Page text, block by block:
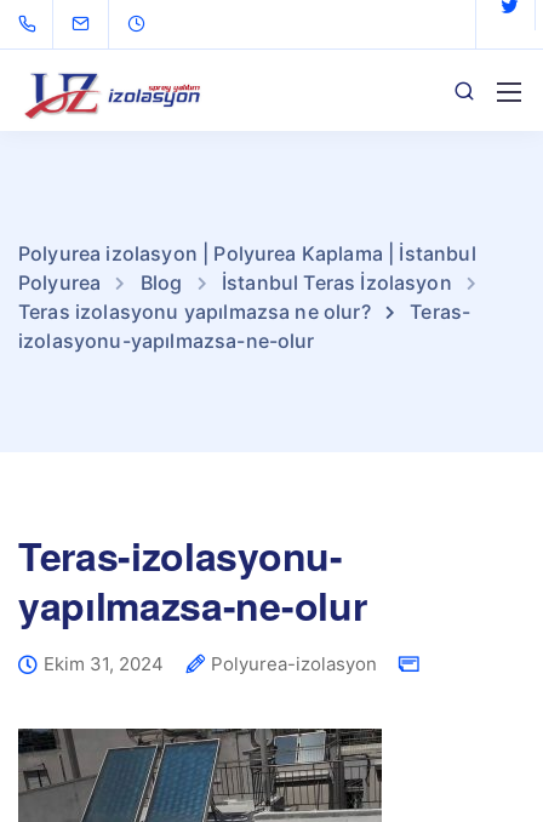
Polyurea izolasyon | Polyurea Kaplama | İstanbul
Polyurea
Blog
İstanbul Teras İzolasyon
Teras izolasyonu yapılmazsa ne olur?
Teras-
izolasyonu-yapılmazsa-ne-olur
Teras-izolasyonu-
yapılmazsa-ne-olur
Ekim 31, 2024 Polyurea-izolasyon